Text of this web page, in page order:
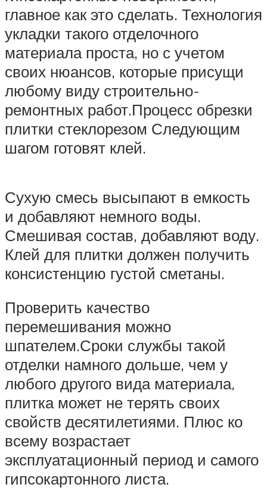
главное как это сделать. Технология
укладки такого отделочного
материала проста, но с учетом
своих нюансов, которые присущи
любому виду строительно-
ремонтных работ.Процесс обрезки
плитки стеклорезом Следующим
шагом готовят клей.
Сухую смесь высыпают в емкость
и добавляют немного воды.
Смешивая состав, добавляют воду.
Клей для плитки должен получить
консистенцию густой сметаны.
Проверить качество
перемешивания можно
шпателем.Сроки службы такой
отделки намного дольше, чем у
любого другого вида материала,
плитка может не терять своих
свойств десятилетиями. Плюс ко
всему возрастает
эксплуатационный период и самого
гипсокартонного листа.